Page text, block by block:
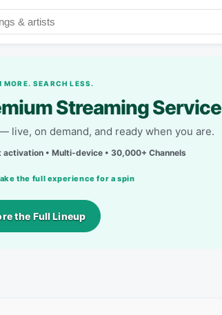
MORE. SEARCH LESS.
Streaming Service
live, on demand, and ready when you are.
activation • Multi-device • 30,000+ Channels
Take the full experience for a spin
the Full Lineup